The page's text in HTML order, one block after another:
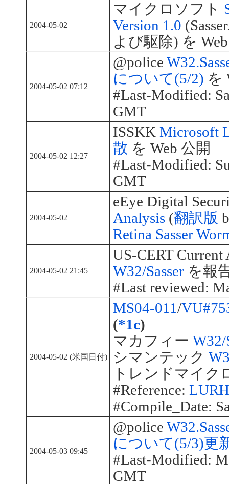
2004-05-02
マイクロソフト
Version 1.0
よび駆除) を
2004-05-02 07:12
@police
について(5/2) を
#Last-Modified:
GMT
2004-05-02 12:27
ISSKK Microsoft
散 を Web 公開
#Last-Modified:
GMT
2004-05-02
eEye Digital
Analysis(翻訳版
Retina Sasser
2004-05-02 21:45
US-CERT
W32/Sasserを報
#Last reviewed:
2004-05-02 (米国日付)
MS04-011/
(*1c)
マカフィー W32/
シマンテック
トレンドマイク
#Reference:
#Compile_Date:
2004-05-03 09:45
@police
について(5/3)更
#Last-Modified:
GMT